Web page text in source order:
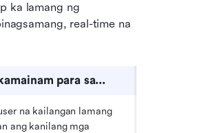
ka lamang ng
real-time na
para sa...
na kailangan lamang
ang kanilang mga